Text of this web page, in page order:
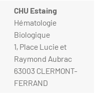
CHU Estaing
Hématologie
Biologique
1, Place Lucie et
Raymond Aubrac
63003 CLERMONT-
FERRAND